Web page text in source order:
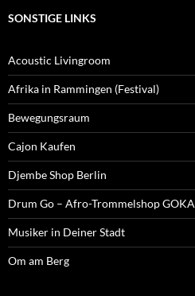
SONSTIGE LINKS
Acoustic Livingroom
Afrika in Rammingen (Festival)
Bewegungsraum
Cajon Kaufen
Djembe Shop Berlin
Drum Go – Afro-Trommelshop GOKA
Musiker in Deiner Stadt
Om am Berg